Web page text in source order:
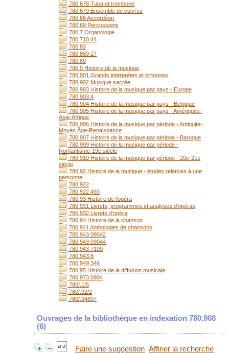
780.678 Tuba et trombone
780.679 Ensemble de cuivres
780.68 Accordéon
780.69 Percussions
780.7 Organologie
780.710 44
780.83
780.869 27
780.89
780.9 Histoire de la musique
780.901 Grands interprètes et virtuoses
780.902 Musique sacrée
780.903 Histoire de la musique par pays - Europe
780.903 4
780.904 Histoire de la musique par pays - Belgique
780.905 Histoire de la musique par pays - Amériques-
Asie-Afrique
780.906 Histoire de la musique par période - Antiquité-
Moyen Âge-Renaissance
780.907 Histoire de la musique par période - Baroque
780.909 Histoire de la musique par période -
Romantisme-19e siècle
780.910 Histoire de la musique par période - 20e-21e
siècle
780.92 Histoire de la musique - études relatives à une
personne
780.922
780.922 493
780.93 Histoire de l'opéra
780.931 Livrets, programmes et analyses d'opéras
780.932 Livrets d'opéra
780.94 Histoire de la chanson
780.941 Anthologies de chansons
780.943 09042
780.943 09044
780.943 7109
780.943 8
780.949 346
780.95 Histoire de la diffusion musicale
780.973 0904
780/.1/5
780/.92/2
780/.94897
Ouvrages de la bibliothèque en indexation 780.908
(6)
Faire une suggestion Affiner la recherche